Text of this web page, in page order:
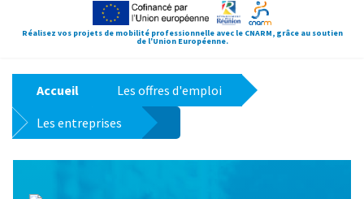
Réalisez vos projets de mobilité professionnelle avec le CNARM, grâce au soutien
de l'Union Européenne.
Accueil
Les offres d'emploi
Les entreprises